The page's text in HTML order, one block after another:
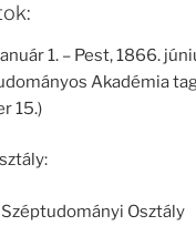
1. – Pest, 1866.
Akadémia
15.)
Osztály